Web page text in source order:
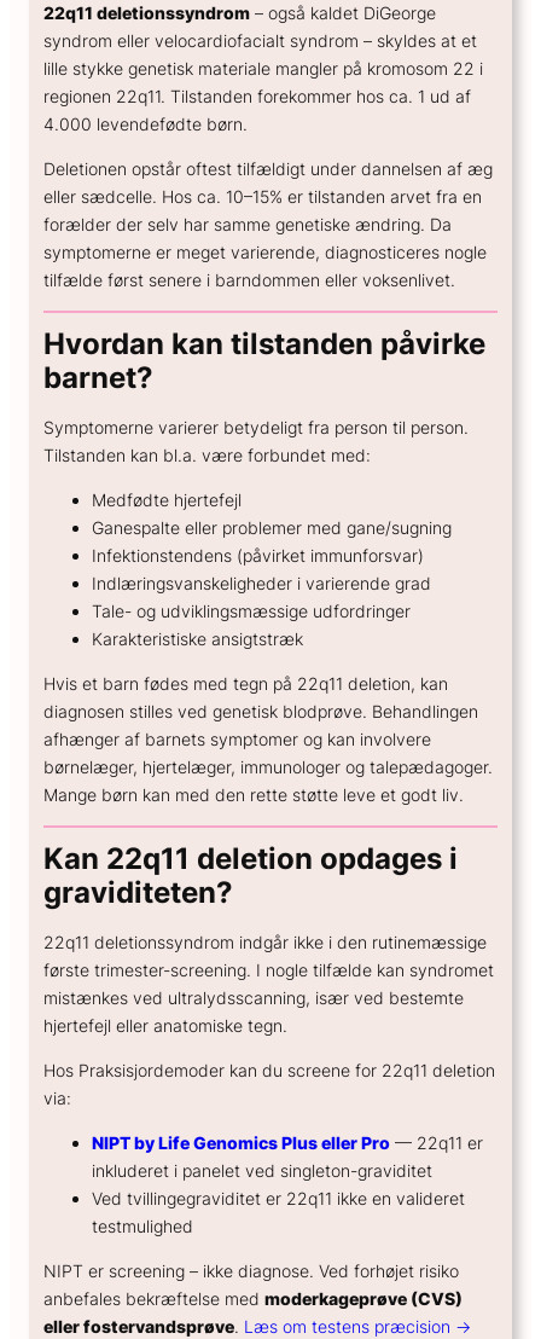
GENERELT
Hvad koster en spiral?
Hvor sikker er prævention?
Hvordan kan hormoner påvirke humøret?
Hvordan skifter jeg prævention?
22q11 deletionssyndrom – også kaldet DiGeorge
syndrom eller velocardiofacialt syndrom – skyldes at et
lille stykke genetisk materiale mangler på kromosom 22 i
regionen 22q11. Tilstanden forekommer hos ca. 1 ud af
4.000 levendefødte børn.
Deletionen opstår oftest tilfældigt under dannelsen af æg
eller sædcelle. Hos ca. 10–15% er tilstanden arvet fra en
forælder der selv har samme genetiske ændring. Da
symptomerne er meget varierende, diagnosticeres nogle
tilfælde først senere i barndommen eller voksenlivet.
Hvordan kan tilstanden påvirke
barnet?
Symptomerne varierer betydeligt fra person til person.
Tilstanden kan bl.a. være forbundet med:
Medfødte hjertefejl
Ganespalte eller problemer med gane/sugning
Infektionstendens (påvirket immunforsvar)
Indlæringsvanskeligheder i varierende grad
Tale- og udviklingsmæssige udfordringer
Karakteristiske ansigtstræk
Hvis et barn fødes med tegn på 22q11 deletion, kan
diagnosen stilles ved genetisk blodprøve. Behandlingen
afhænger af barnets symptomer og kan involvere
børnelæger, hjertelæger, immunologer og talepædagoger.
Mange børn kan med den rette støtte leve et godt liv.
Kan 22q11 deletion opdages i
graviditeten?
22q11 deletionssyndrom indgår ikke i den rutinemæssige
første trimester-screening. I nogle tilfælde kan syndromet
mistænkes ved ultralydsscanning, især ved bestemte
hjertefejl eller anatomiske tegn.
Hos Praksisjordemoder kan du screene for 22q11 deletion
via:
NIPT by Life Genomics Plus eller Pro — 22q11 er
inkluderet i panelet ved singleton-graviditet
Ved tvillingegraviditet er 22q11 ikke en valideret
testmulighed
NIPT er screening – ikke diagnose. Ved forhøjet risiko
anbefales bekræftelse med moderkageprøve (CVS)
eller fostervandsprøve. Læs om testens præcision →